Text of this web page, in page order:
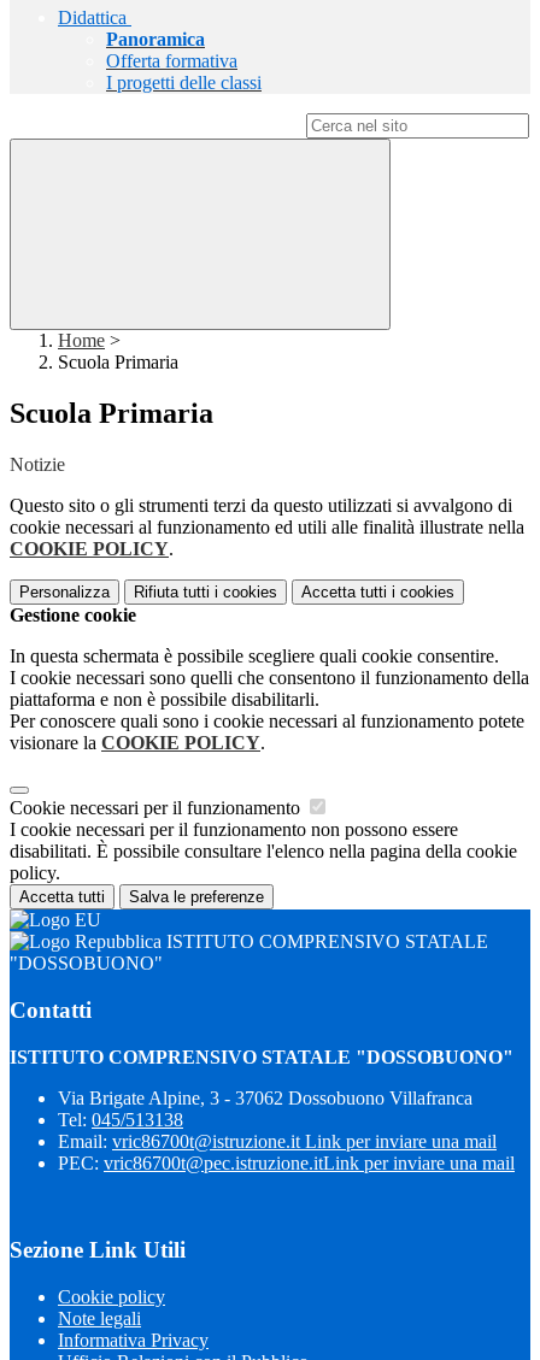
Didattica
Panoramica
Offerta formativa
I progetti delle classi
Home >
Scuola Primaria
Scuola Primaria
Notizie
Questo sito o gli strumenti terzi da questo utilizzati si avvalgono di
cookie necessari al funzionamento ed utili alle finalità illustrate nella
COOKIE POLICY.
Personalizza Rifiuta tutti i cookies Accetta tutti i cookies
Gestione cookie
In questa schermata è possibile scegliere quali cookie consentire.
I cookie necessari sono quelli che consentono il funzionamento della
piattaforma e non è possibile disabilitarli.
Per conoscere quali sono i cookie necessari al funzionamento potete
visionare la COOKIE POLICY.
Cookie necessari per il funzionamento
I cookie necessari per il funzionamento non possono essere
disabilitati. È possibile consultare l'elenco nella pagina della cookie
policy.
Accetta tutti Salva le preferenze
ISTITUTO COMPRENSIVO STATALE
"DOSSOBUONO"
Contatti
ISTITUTO COMPRENSIVO STATALE "DOSSOBUONO"
Via Brigate Alpine, 3 - 37062 Dossobuono Villafranca
Tel: 045/513138
Email: vric86700t@istruzione.it Link per inviare una mail
PEC: vric86700t@pec.istruzione.itLink per inviare una mail
Sezione Link Utili
Cookie policy
Note legali
Informativa Privacy